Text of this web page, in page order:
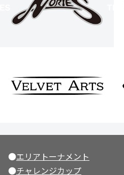
●エリアトーナメント
●チャレンジカップ